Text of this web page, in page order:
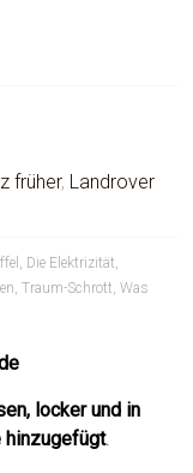
früher, Landrover
, Die Elektrizität,
,Traum-Schrott,Was
locker und in
hinzugefügt.